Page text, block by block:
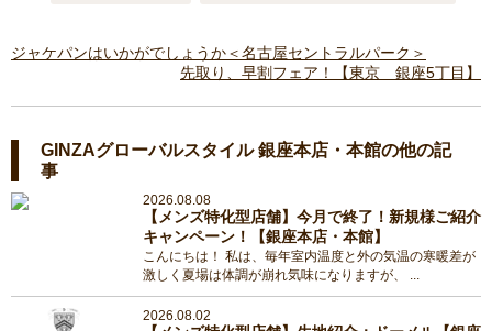
ジャケパンはいかがでしょうか＜名古屋セントラルパーク＞
先取り、早割フェア！【東京 銀座5丁目】
GINZAグローバルスタイル 銀座本店・本館の他の記
事
2026.08.08
【メンズ特化型店舗】今月で終了！新規様ご紹介
キャンペーン！【銀座本店・本館】
こんにちは！ 私は、毎年室内温度と外の気温の寒暖差が
激しく夏場は体調が崩れ気味になりますが、 ...
2026.08.02